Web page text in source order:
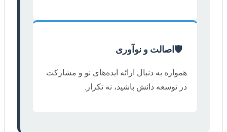
🛡️اصالت و نوآوری
همواره به دنبال ارائه ایده‌های نو و مشارکت
در توسعه دانش باشید، نه تکرار.